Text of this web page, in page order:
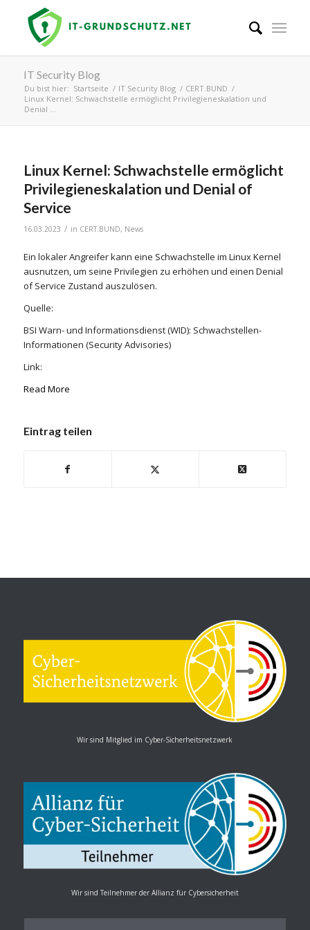
IT Security Blog
Du bist hier: Startseite / IT Security Blog / CERT.BUND /
Linux Kernel: Schwachstelle ermöglicht Privilegieneskalation und
Denial ...
Linux Kernel: Schwachstelle ermöglicht
Privilegieneskalation und Denial of
Service
16.03.2023 / in CERT.BUND, News
Ein lokaler Angreifer kann eine Schwachstelle im Linux Kernel
ausnutzen, um seine Privilegien zu erhöhen und einen Denial
of Service Zustand auszulösen.
Quelle:
BSI Warn- und Informationsdienst (WID): Schwachstellen-
Informationen (Security Advisories)
Link:
Read More
Eintrag teilen
Wir sind Mitglied im Cyber-Sicherheitsnetzwerk
Wir sind Teilnehmer der Allianz für Cybersicherheit